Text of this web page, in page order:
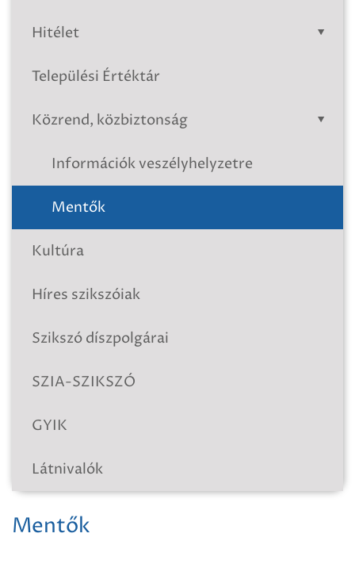
Hitélet
Települési Értéktár
Közrend, közbiztonság
Információk veszélyhelyzetre
Mentők
Kultúra
Híres szikszóiak
Szikszó díszpolgárai
SZIA-SZIKSZÓ
GYIK
Látnivalók
Mentők